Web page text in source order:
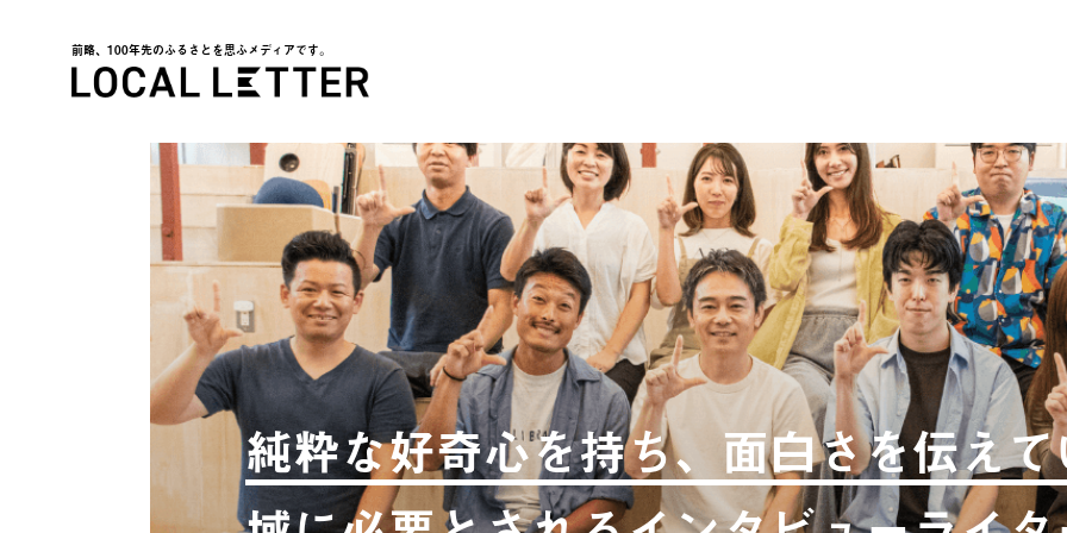
前略、100年先のふるさとを思ふメディアです。
純粋な好奇心を持ち、面白さを伝え